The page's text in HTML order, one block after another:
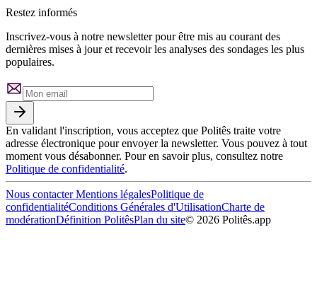
Restez informés
Inscrivez-vous à notre newsletter pour être mis au courant des
dernières mises à jour et recevoir les analyses des sondages les plus
populaires.
En validant l'inscription, vous acceptez que Politês traite votre
adresse électronique pour envoyer la newsletter. Vous pouvez à tout
moment vous désabonner. Pour en savoir plus, consultez notre
Politique de confidentialité.
Nous contacterMentions légalesPolitique de
confidentialitéConditions Générales d'UtilisationCharte de
modérationDéfinition PolitêsPlan du site© 2026 Politês.app